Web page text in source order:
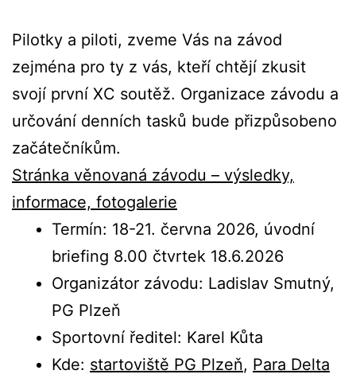
Pilotky a piloti, zveme Vás na závod
zejména pro ty z vás, kteří chtějí zkusit
svojí první XC soutěž. Organizace závodu a
určování denních tasků bude přizpůsobeno
začátečníkům.
Stránka věnovaná závodu – výsledky,
informace, fotogalerie
Termín: 18-21. června 2026, úvodní
briefing 8.00 čtvrtek 18.6.2026
Organizátor závodu: Ladislav Smutný,
PG Plzeň
Sportovní ředitel: Karel Kůta
Kde: startoviště PG Plzeň, Para Delta